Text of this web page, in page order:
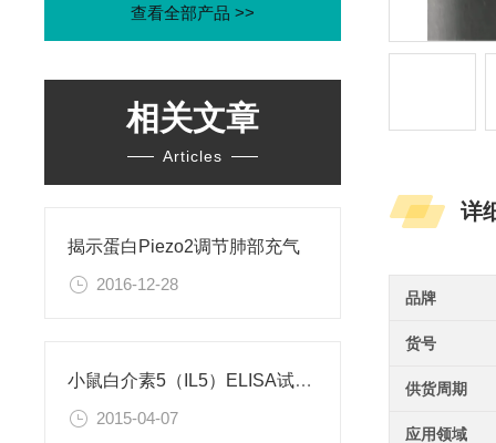
查看全部产品 >>
相关文章
Articles
揭示蛋白Piezo2调节肺部充气
2016-12-28
小鼠白介素5（IL5）ELISA试剂盒
2015-04-07
详
品牌
货号
供货周期
应用领域